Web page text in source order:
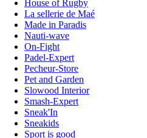
House of Rugby
La sellerie de Maé
Made in Paradis
Nauti-wave
On-Fight
Padel-Expert
Pecheur-Store
Pet and Garden
Slowood Interior
Smash-Expert
Sneak'In
Sneakids
Sport is good